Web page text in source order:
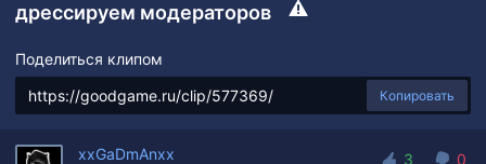
дрессируем модераторов
Поделиться клипом
Копировать
xxGaDmAnxx
3
0